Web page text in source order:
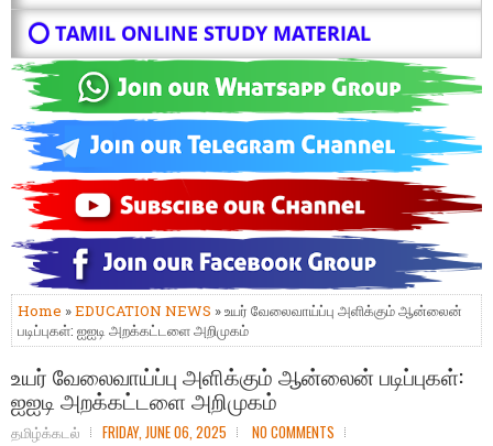
⭕ TAMIL ONLINE STUDY MATERIAL
Home »EDUCATION NEWS » உயர் வேலைவாய்ப்பு அளிக்கும் ஆன்லைன்
படிப்புகள்: ஐஐடி அறக்கட்டளை அறிமுகம்
உயர் வேலைவாய்ப்பு அளிக்கும் ஆன்லைன் படிப்புகள்:
ஐஐடி அறக்கட்டளை அறிமுகம்
தமிழ்க்கடல் FRIDAY, JUNE 06, 2025 NO COMMENTS